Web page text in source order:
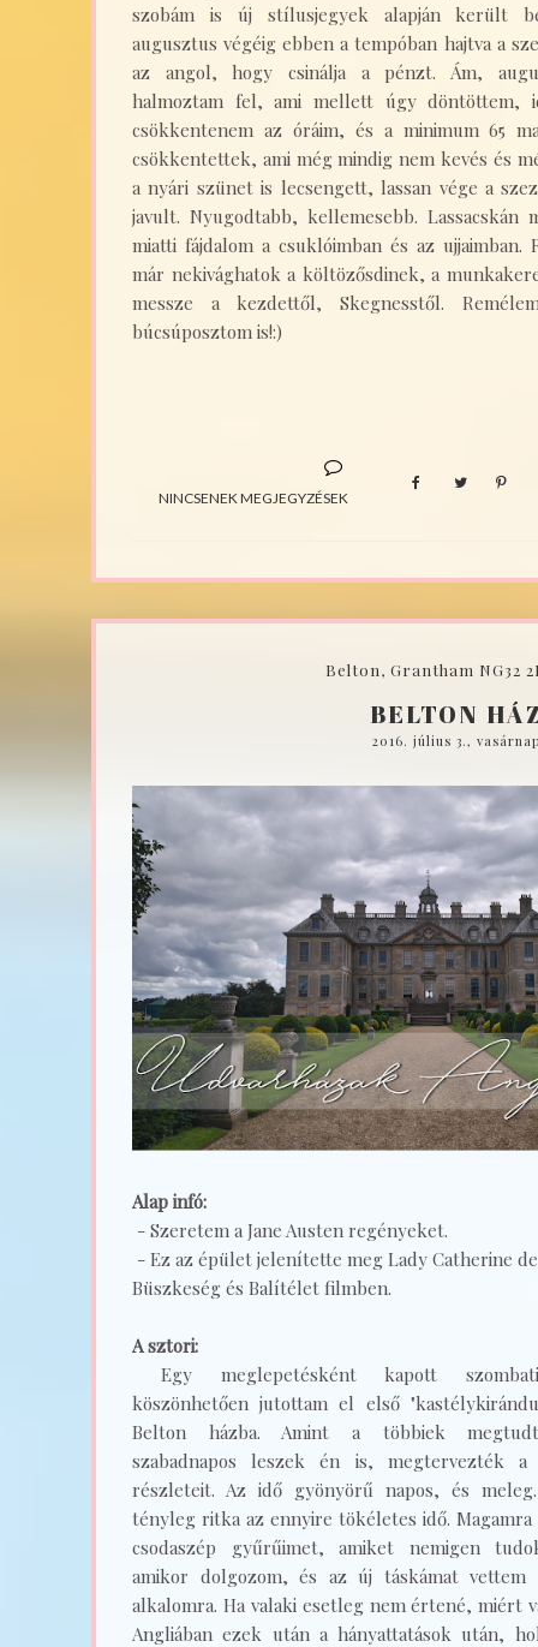
szobám is új stílusjegyek alapján került
augusztus végéig ebben a tempóban hajtva a
az angol, hogy csinálja a pénzt. Ám,
halmoztam fel, ami mellett úgy döntöttem,
csökkentenem az óráim, és a minimum 65
csökkentettek, ami még mindig nem kevés és
a nyári szünet is lecsengett, lassan vége a
javult. Nyugodtabb, kellemesebb.
miatti fájdalom a csuklóimban és az ujjaimban.
már nekivághatok a költözősdinek, a
messze a kezdettől, Skegnesstől.
búcsúposztom is!:)
NINCSENEK MEGJEGYZÉSEK
Belton, Grantham NG32
BELTON
2016. július 3.,
Alap infó:
- Szeretem a Jane Austen regényeket.
- Ez az épület jelenítette meg Lady Catherine
Büszkeség és Balítélet filmben.
A sztori:
Egy meglepetésként kapott
köszönhetően jutottam el első
Belton házba. Amint a többiek
szabadnapos leszek én is, megtervezték a
részleteit. Az idő gyönyörű napos, és meleg.
tényleg ritka az ennyire tökéletes idő. Magamra
csodaszép gyűrűimet, amiket nemigen
amikor dolgozom, és az új táskámat
alkalomra. Ha valaki esetleg nem értené, miért
Angliában ezek után a hányattatások után,